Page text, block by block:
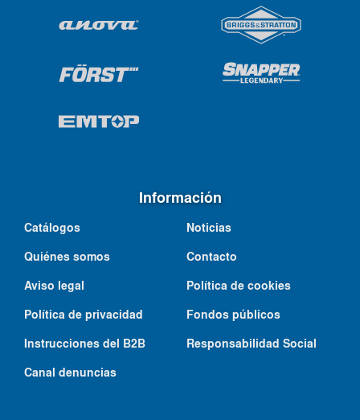
Información
Catálogos
Noticias
Quiénes somos
Contacto
Aviso legal
Política de cookies
Política de privacidad
Fondos públicos
Instrucciones del B2B
Responsabilidad Social
Canal denuncias